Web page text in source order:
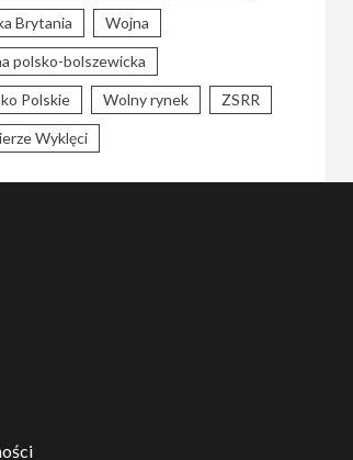
Brytania Wojna
polsko-bolszewicka
Polskie Wolny rynek ZSRR
Wyklęci